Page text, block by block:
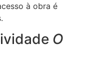
à obra é
O